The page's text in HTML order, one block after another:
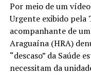
Por meio de um
Urgente exibido pela
acompanhante de
Araguaína (HRA)
“descaso” da Saúde
necessitam da